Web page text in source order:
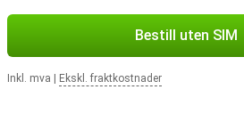
Bestill uten SIM
Inkl. mva Ekskl. fraktkostnader